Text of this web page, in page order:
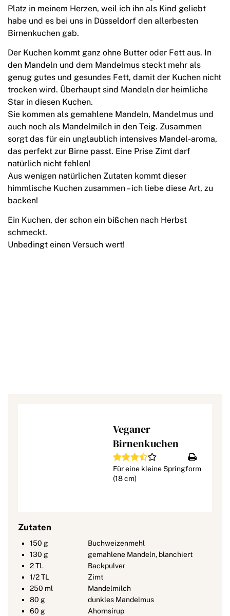
Platz in meinem Herzen, weil ich ihn als Kind geliebt
habe und es bei uns in Düsseldorf den allerbesten
Birnenkuchen gab.
Der Kuchen kommt ganz ohne Butter oder Fett aus. In
den Mandeln und dem Mandelmus steckt mehr als
genug gutes und gesundes Fett, damit der Kuchen nicht
trocken wird. Überhaupt sind Mandeln der heimliche
Star in diesen Kuchen.
Sie kommen als gemahlene Mandeln, Mandelmus und
auch noch als Mandelmilch in den Teig. Zusammen
sorgt das für ein unglaublich intensives Mandel-aroma,
das perfekt zur Birne passt. Eine Prise Zimt darf
natürlich nicht fehlen!
Aus wenigen natürlichen Zutaten kommt dieser
himmlische Kuchen zusammen – ich liebe diese Art, zu
backen!
Ein Kuchen, der schon ein bißchen nach Herbst
schmeckt.
Unbedingt einen Versuch wert!
Veganer
Birnenkuchen
Für eine kleine Springform
(18 cm)
Zutaten
150 g
Buchweizenmehl
130 g
gemahlene Mandeln, blanchiert
2TL
Backpulver
1/2TL
Zimt
250 ml
Mandelmilch
80 g
dunkles Mandelmus
60 g
Ahornsirup